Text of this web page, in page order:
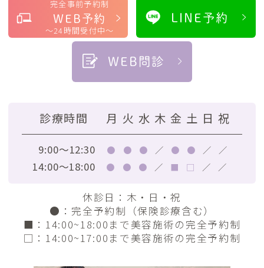
完全事前予約制
WEB予約
～24時間受付中～
LINE予約
WEB問診
診療時間 月 火 水 木 金 土 日 祝
9:00～12:30 ● ● ● ／ ● ● ／ ／
14:00～18:00 ● ● ● ／ ■ □ ／ ／
休診日：木・日・祝
● ：完全予約制（保険診療含む）
■ ：14:00~18:00まで美容施術の完全予約制
□ ：14:00~17:00まで美容施術の完全予約制